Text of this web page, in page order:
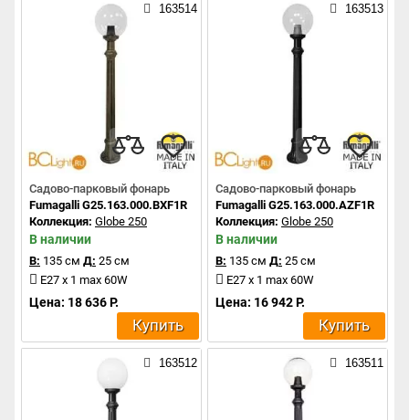
163514
Садово-парковый фонарь
Fumagalli G25.163.000.BXF1R
Коллекция: Globe 250
В наличии
В: 135 см Д: 25 см
E27 x 1 max 60W
Цена: 18 636 Р.
Купить
163513
Садово-парковый фонарь
Fumagalli G25.163.000.AZF1R
Коллекция: Globe 250
В наличии
В: 135 см Д: 25 см
E27 x 1 max 60W
Цена: 16 942 Р.
Купить
163512 163511